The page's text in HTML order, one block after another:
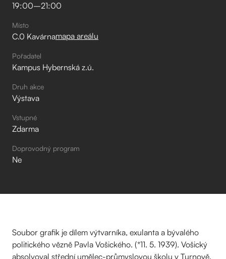
19:00–⁠21:00
Místo
C.0 Kavárnamapa areálu
Pořadatel
Kampus Hybernská z.ú.
Druh akce
Výstava
Vstupné
Zdarma
Doprovodný program
Ne
Soubor grafik je dílem výtvarníka, exulanta a bývalého
politického vězně Pavla Vošického. (*11. 5. 1939). Vošický
absolvoval střední umělec-průmyslovou školu v Turnově,